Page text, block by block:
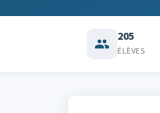
205
ÉLÈVES